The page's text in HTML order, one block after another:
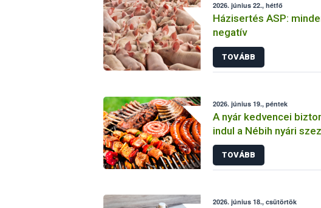
2026. június 22., hétfő
Házisertés ASP:
negatív
TOVÁBB
2026. június 19., péntek
A nyár kedvencei
indul a Nébih nyári
ellenőrzése
TOVÁBB
2026. június 18., csütörtök